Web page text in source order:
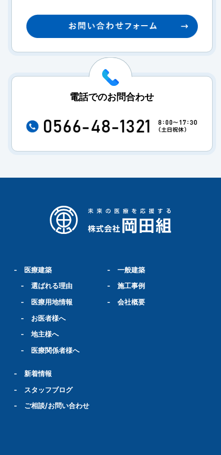
電話でのお問合わせ
- 医療建築
- 選ばれる理由
- 医療用地情報
- お医者様へ
- 地主様へ
- 医療関係者様へ
-一般建築
-施工事例
-会社概要
- 新着情報
-
スタッフブログ
- ご相談/お問い合わせ